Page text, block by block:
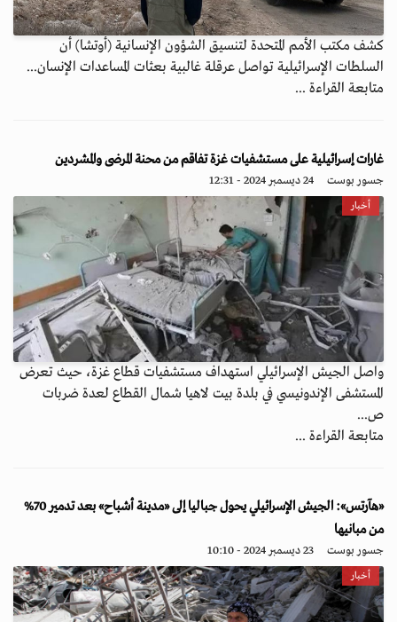
كشف مكتب الأمم المتحدة لتنسيق الشؤون الإنسانية (أوتشا) أن
السلطات الإسرائيلية تواصل عرقلة غالبية بعثات المساعدات الإنسان...
متابعة القراءة ...
غارات إسرائيلية على مستشفيات غزة تفاقم من محنة المرضى والمشردين
جسور بوست 24 ديسمبر 2024 - 12:31
أخبار
واصل الجيش الإسرائيلي استهداف مستشفيات قطاع غزة، حيث تعرض
المستشفى الإندونيسي في بلدة بيت لاهيا شمال القطاع لعدة ضربات
ص...
متابعة القراءة ...
«هآرتس»: الجيش الإسرائيلي يحول جباليا إلى «مدينة أشباح» بعد تدمير 70%
من مبانيها
جسور بوست 23 ديسمبر 2024 - 10:10
أخبار